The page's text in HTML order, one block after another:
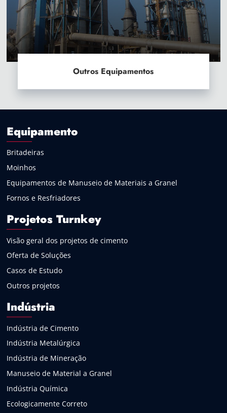
Outros Equipamentos
Equipamento
Britadeiras
Moinhos
Equipamentos de Manuseio de Materiais a Granel
Fornos e Resfriadores
Projetos Turnkey
Visão geral dos projetos de cimento
Oferta de Soluções
Casos de Estudo
Outros projetos
Indústria
Indústria de Cimento
Indústria Metalúrgica
Indústria de Mineração
Manuseio de Material a Granel
Indústria Química
Ecologicamente Correto